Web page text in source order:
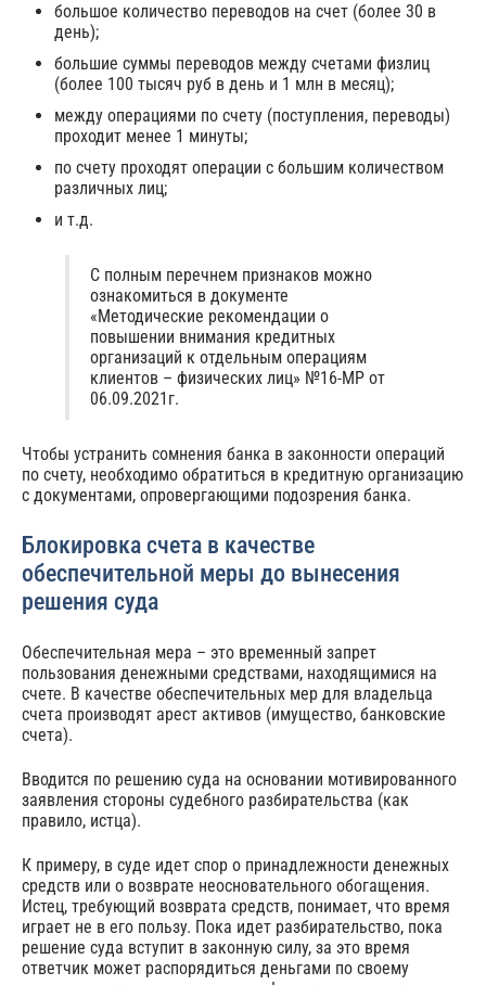
большое количество переводов на счет (более 30 в
день);
большие суммы переводов между счетами физлиц
(более 100 тысяч руб в день и 1 млн в месяц);
между операциями по счету (поступления, переводы)
проходит менее 1 минуты;
по счету проходят операции с большим количеством
различных лиц;
и т.д.
С полным перечнем признаков можно
ознакомиться в документе
«Методические рекомендации о
повышении внимания кредитных
организаций к отдельным операциям
клиентов – физических лиц» №16-МР от
06.09.2021г.
Чтобы устранить сомнения банка в законности операций
по счету, необходимо обратиться в кредитную организацию
с документами, опровергающими подозрения банка.
Блокировка счета в качестве
обеспечительной меры до вынесения
решения суда
Обеспечительная мера – это временный запрет
пользования денежными средствами, находящимися на
счете. В качестве обеспечительных мер для владельца
счета производят арест активов (имущество, банковские
счета).
Вводится по решению суда на основании мотивированного
заявления стороны судебного разбирательства (как
правило, истца).
К примеру, в суде идет спор о принадлежности денежных
средств или о возврате неосновательного обогащения.
Истец, требующий возврата средств, понимает, что время
играет не в его пользу. Пока идет разбирательство, пока
решение суда вступит в законную силу, за это время
ответчик может распорядиться деньгами по своему